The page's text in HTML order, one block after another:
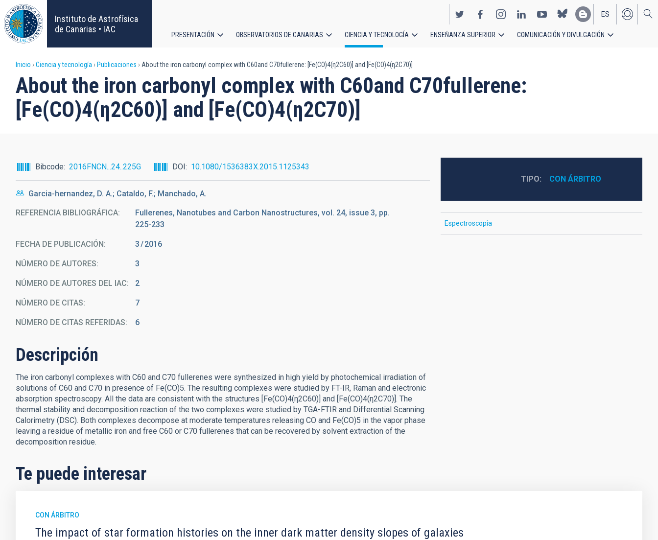
Pasar
al
contenido
principal
Instituto de Astrofísica
de Canarias • IAC
EN
ES
principal
PRESENTACIÓN OBSERVATORIOS DE CANARIAS CIENCIA Y TECNOLOGÍA ENSEÑANZA SUPERIOR COMUNICACIÓN Y DIVULGACIÓN
Sobrescribir
enlaces
de
a
la
navegación
Inicio Ciencia y tecnología Publicaciones About the iron carbonyl complex with C60and C70fullerene: [Fe(CO)4(η2C60)] and [Fe(CO)4(η2C70)]
About the iron carbonyl complex with C60and C70fullerene:
[Fe(CO)4(η2C60)] and [Fe(CO)4(η2C70)]
Bibcode 2016FNCN...24..225G DOI 10.1080/1536383X.2015.1125343
Garcia-hernandez, D. A.; Cataldo, F.; Manchado, A.
REFERENCIA BIBLIOGRÁFICA
Fullerenes, Nanotubes and Carbon Nanostructures, vol. 24, issue 3, pp.
225-233
FECHA DE PUBLICACIÓN: 3 2016
NÚMERO DE AUTORES 3
NÚMERO DE AUTORES DEL IAC 2
NÚMERO DE CITAS 7
NÚMERO DE CITAS REFERIDAS 6
Descripción
The iron carbonyl complexes with C60 and C70 fullerenes were synthesized in high yield by photochemical irradiation of
solutions of C60 and C70 in presence of Fe(CO)5. The resulting complexes were studied by FT-IR, Raman and electronic
absorption spectroscopy. All the data are consistent with the structures [Fe(CO)4(η2C60)] and [Fe(CO)4(η2C70)]. The
thermal stability and decomposition reaction of the two complexes were studied by TGA-FTIR and Differential Scanning
Calorimetry (DSC). Both complexes decompose at moderate temperatures releasing CO and Fe(CO)5 in the vapor phase
leaving a residue of metallic iron and free C60 or C70 fullerenes that can be recovered by solvent extraction of the
decomposition residue.
TIPO CON ÁRBITRO
Espectroscopia
Te puede interesar
CON ÁRBITRO
The impact of star formation histories on the inner dark matter density slopes of galaxies